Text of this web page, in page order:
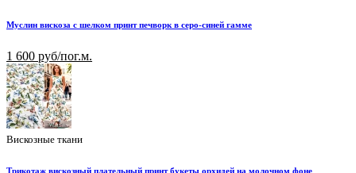
Муслин вискоза с шелком принт печворк в серо-синей гамме
1 600 руб/пог.м.
Вискозные ткани
Трикотаж вискозный плательный принт букеты орхидей на молочном фоне